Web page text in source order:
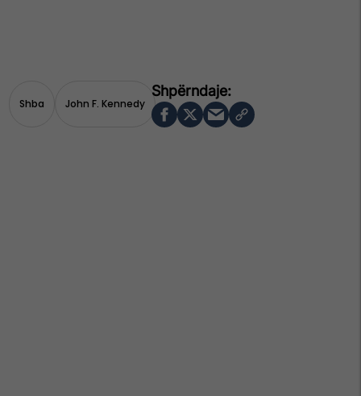
Shba John F. Kennedy